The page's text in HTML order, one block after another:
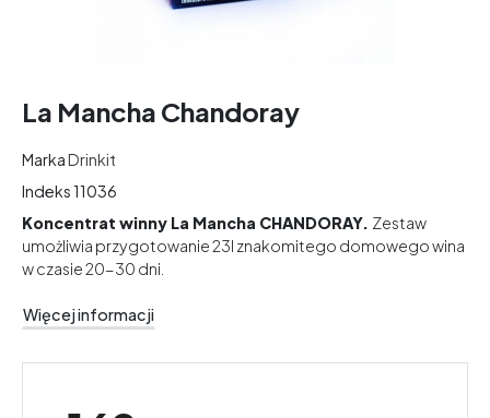
La Mancha Chandoray
MarkaDrinkit
Indeks11036
Koncentrat winny La Mancha CHANDORAY. Zestaw
umożliwia przygotowanie 23l znakomitego domowego wina
w czasie 20-30 dni.
Więcej informacji